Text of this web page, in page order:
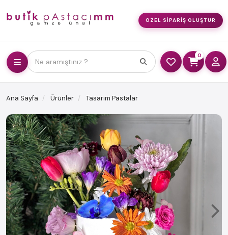
ÖZEL SIPARIŞ OLUŞTUR
Ne aramıştınız ?
0
Ana Sayfa Ürünler Tasarım Pastalar